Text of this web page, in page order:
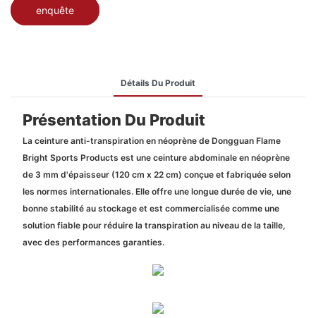
enquête
Détails Du Produit
Présentation Du Produit
La ceinture anti-transpiration en néoprène de Dongguan Flame
Bright Sports Products est une ceinture abdominale en néoprène
de 3 mm d'épaisseur (120 cm x 22 cm) conçue et fabriquée selon
les normes internationales. Elle offre une longue durée de vie, une
bonne stabilité au stockage et est commercialisée comme une
solution fiable pour réduire la transpiration au niveau de la taille,
avec des performances garanties.